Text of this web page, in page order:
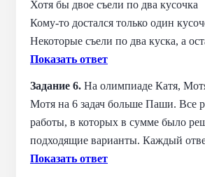
Хотя бы двое съели по два кусочка
Кому‑то достался только один
Некоторые съели по два куска, а
Показать ответ
Задание 6. На олимпиаде Катя,
Мотя на 6 задач больше Паши. Все
работы, в которых в сумме было
подходящие варианты. Каждый
Показать ответ